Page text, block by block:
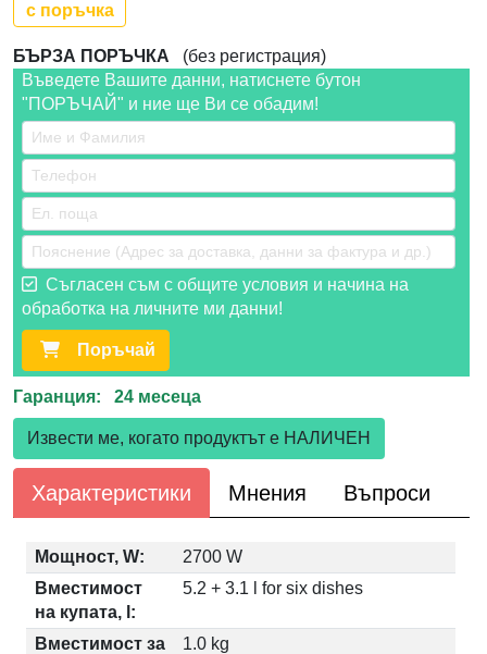
с поръчка
БЪРЗА ПОРЪЧКА (без регистрация)
Въведете Вашите данни, натиснете бутон
"ПОРЪЧАЙ" и ние ще Ви се обадим!
Съгласен съм с общите условия и начина на
обработка на личните ми данни!
Поръчай
Гаранция: 24 месеца
Извести ме, когато продуктът е НАЛИЧЕН
Характеристики Мнения Въпроси
Мощност, W:
2700 W
Вместимост
на купата, l:
5.2 + 3.1 l for six dishes
Вместимост за
1.0 kg